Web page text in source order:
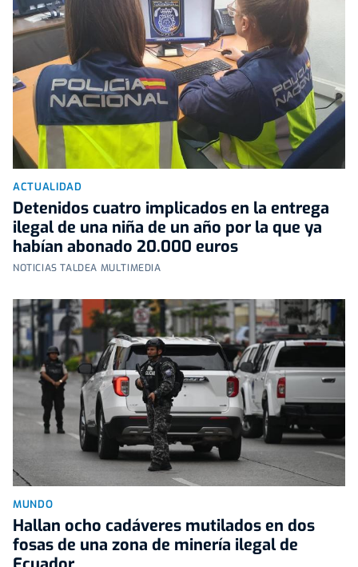
ACTUALIDAD
Detenidos cuatro implicados en la entrega
ilegal de una niña de un año por la que ya
habían abonado 20.000 euros
NOTICIAS TALDEA MULTIMEDIA
MUNDO
Hallan ocho cadáveres mutilados en dos
fosas de una zona de minería ilegal de